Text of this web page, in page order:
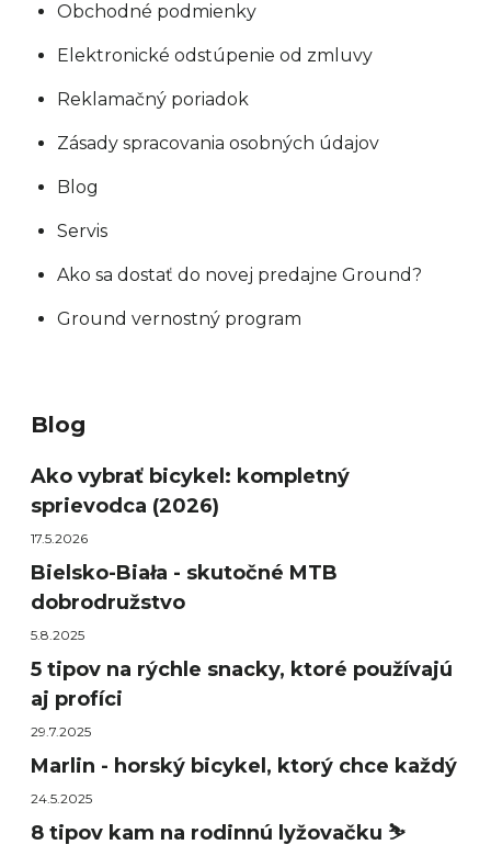
Obchodné podmienky
Elektronické odstúpenie od zmluvy
Reklamačný poriadok
Zásady spracovania osobných údajov
Blog
Servis
Ako sa dostať do novej predajne Ground?
Ground vernostný program
Blog
Ako vybrať bicykel: kompletný
sprievodca (2026)
17.5.2026
Bielsko-Biała - skutočné MTB
dobrodružstvo
5.8.2025
5 tipov na rýchle snacky, ktoré používajú
aj profíci
29.7.2025
Marlin - horský bicykel, ktorý chce každý
24.5.2025
8 tipov kam na rodinnú lyžovačku ⛷️